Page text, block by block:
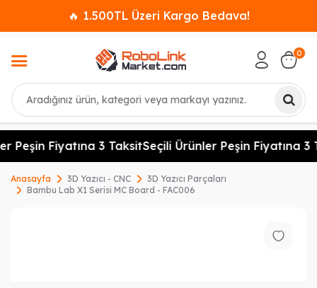
🔥 1.500TL Üzeri Kargo Bedava!
Ara
0
Peşin Fiyatına 3 TaksitSeçili Ürünler Peşin Fiyatına 3
Anasayfa 3D Yazıcı - CNC
3D Yazıcı Parçaları
Bambu Lab X1 Serisi MC Board - FAC006